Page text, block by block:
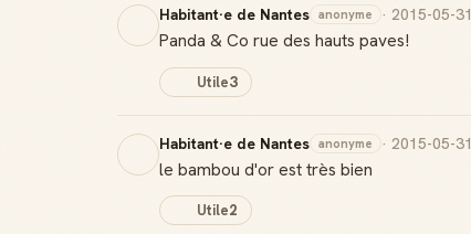
Habitant·e de Nantes anonyme · 2015-05-31
Panda & Co rue des hauts paves!
Utile3
Habitant·e de Nantes anonyme · 2015-05-31
le bambou d'or est très bien
Utile2